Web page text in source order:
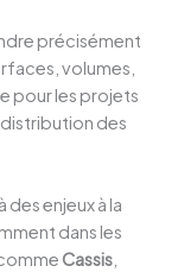
précisément
volumes,
pour les projets
des
des enjeux à la
dans les
Cassis